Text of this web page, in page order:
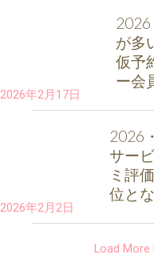
2026年2月17日
が多
仮予
ー会
2026年2月2日
2026
サー
ミ評
位と
Load More